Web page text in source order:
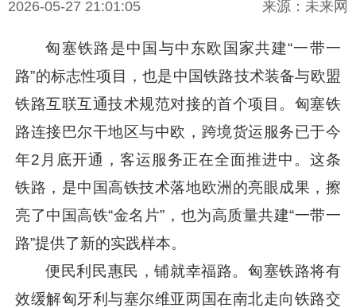
2026-05-27 21:01:05 来源：未来网
匈塞铁路是中国与中东欧国家共建“一带一
路”的标志性项目，也是中国铁路技术装备与欧盟
铁路互联互通技术规范对接的首个项目。匈塞铁
路连接巴尔干地区与中欧，跨境货运服务已于今
年2月底开通，客运服务正在全面推进中。这条
铁路，是中国高铁技术落地欧洲的亮眼成果，擦
亮了中国高铁“金名片”，也为高质量共建“一带一
路”提供了新的实践样本。
便民利民惠民，铺就幸福路。匈塞铁路将有
效缓解匈牙利与塞尔维亚两国在南北走向铁路交